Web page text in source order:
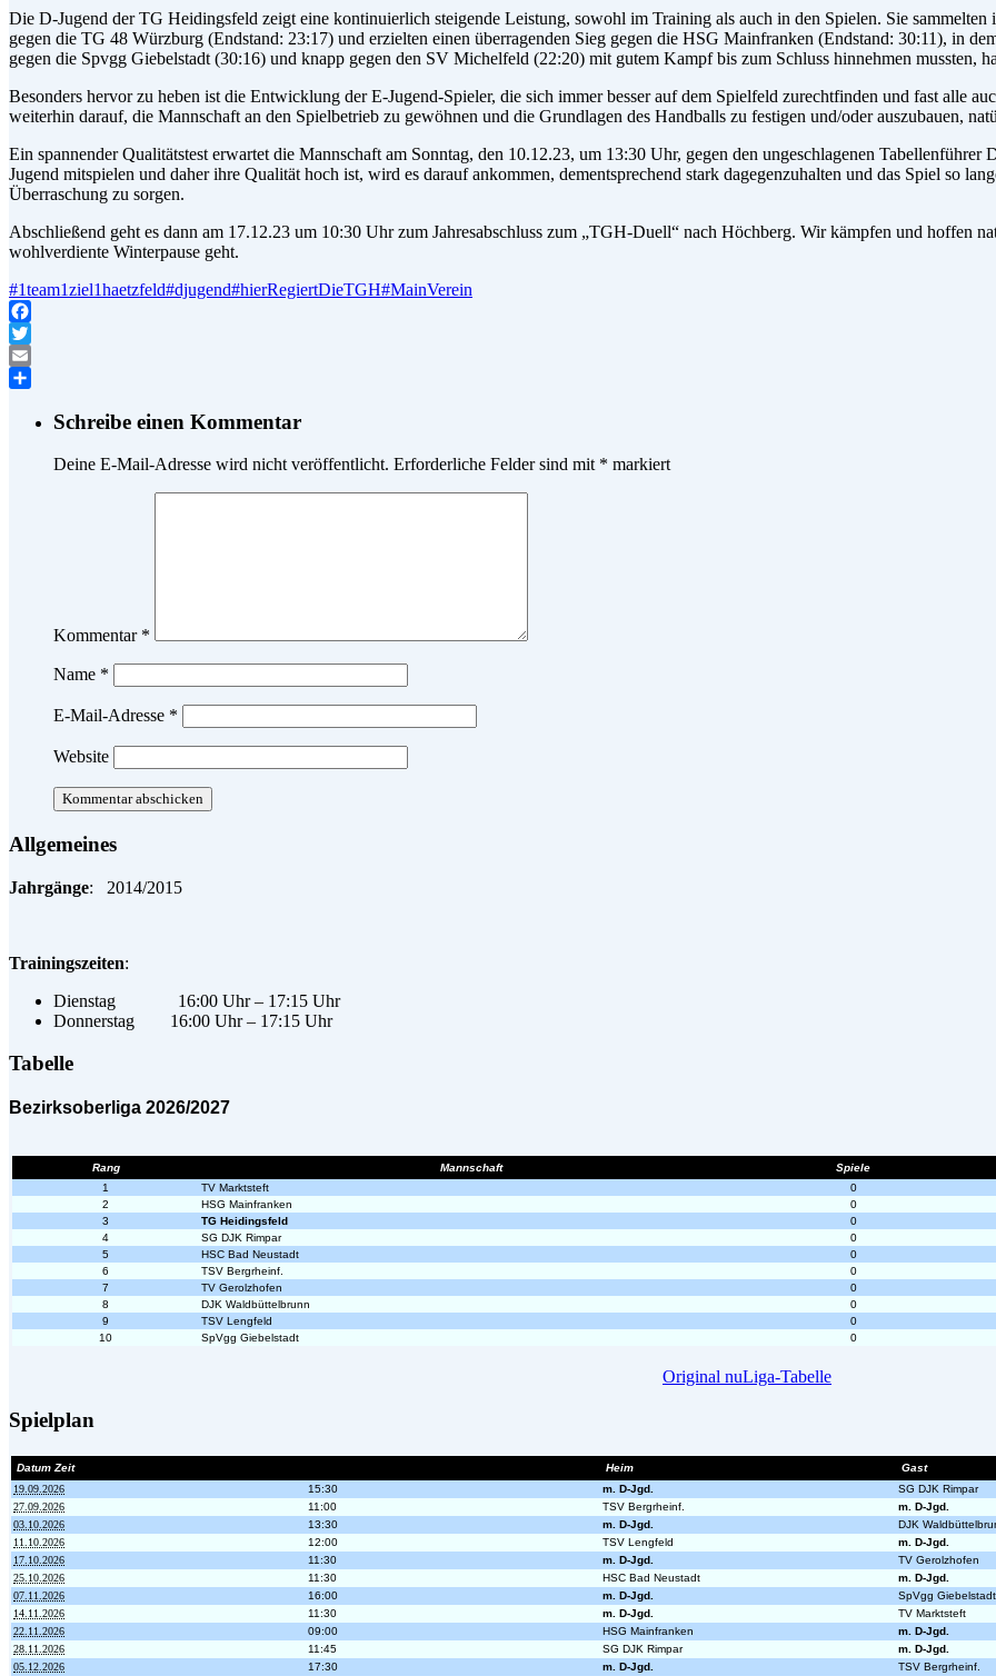
Die D-Jugend der TG Heidingsfeld zeigt eine kontinuierlich steigende Leistung, sowohl im Training als auch in den Spielen. Sie
gegen die TG 48 Würzburg (Endstand: 23:17) und erzielten einen überragenden Sieg gegen die HSG Mainfranken (Endstand: 30:11), in
gegen die Spvgg Giebelstadt (30:16) und knapp gegen den SV Michelfeld (22:20) mit gutem Kampf bis zum Schluss hinnehmen mussten,
Besonders hervor zu heben ist die Entwicklung der E-Jugend-Spieler, die sich immer besser auf dem Spielfeld zurechtfinden und fast alle
weiterhin darauf, die Mannschaft an den Spielbetrieb zu gewöhnen und die Grundlagen des Handballs zu festigen und/oder auszubauen,
Ein spannender Qualitätstest erwartet die Mannschaft am Sonntag, den 10.12.23, um 13:30 Uhr, gegen den ungeschlagenen
Jugend mitspielen und daher ihre Qualität hoch ist, wird es darauf ankommen, dementsprechend stark dagegenzuhalten und das Spiel so
Überraschung zu sorgen.
Abschließend geht es dann am 17.12.23 um 10:30 Uhr zum Jahresabschluss zum „TGH-Duell“ nach Höchberg. Wir kämpfen und hoffen
wohlverdiente Winterpause geht.
#1team1ziel1haetzfeld#djugend#hierRegiertDieTGH#MainVerein
Facebook
Twitter
Email
Schreibe einen Kommentar
Deine E-Mail-Adresse wird nicht veröffentlicht. Erforderliche Felder sind mit * markiert
Kommentar *
Name *
E-Mail-Adresse *
Website
Allgemeines
Jahrgänge: 2014/2015
Trainingszeiten:
Dienstag 16:00 Uhr – 17:15 Uhr
Donnerstag 16:00 Uhr – 17:15 Uhr
Tabelle
Bezirksoberliga 2026/2027
Rang Mannschaft
Spiele
1
TV Marktsteft
0
2
HSG Mainfranken
0
3
TG Heidingsfeld
0
4
SG DJK Rimpar
0
5
HSC Bad Neustadt
0
6
TSV Bergrheinf.
0
7
TV Gerolzhofen
0
8
DJK Waldbüttelbrunn
0
9
TSV Lengfeld
0
10
SpVgg Giebelstadt 0
Original nuLiga-Tabelle
Spielplan
Datum Zeit Heim
Gast
19.09.2026
15:30 m. D-Jgd.
SG DJK Rimpar
27.09.2026
11:00 TSV Bergrheinf.
m. D-Jgd.
03.10.2026
13:30 m. D-Jgd.
DJK
11.10.2026
12:00 TSV Lengfeld
m. D-Jgd.
17.10.2026
11:30 m. D-Jgd.
TV Gerolzhofen
25.10.2026
11:30 HSC Bad Neustadt
m. D-Jgd.
07.11.2026
16:00 m. D-Jgd.
SpVgg Giebelstadt
14.11.2026
11:30 m. D-Jgd.
TV Marktsteft
22.11.2026
09:00 HSG Mainfranken
m. D-Jgd.
28.11.2026
11:45 SG DJK Rimpar
m. D-Jgd.
05.12.2026
17:30 m. D-Jgd.
TSV Bergrheinf.